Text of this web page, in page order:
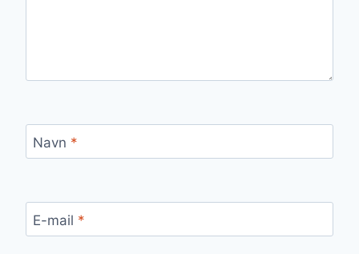
Navn *
E-mail *